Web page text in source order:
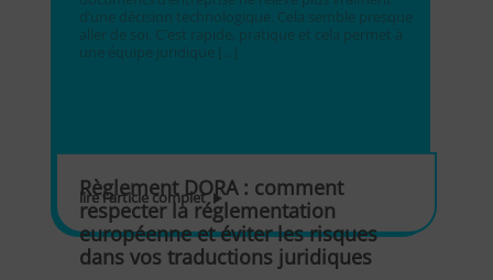
d’une décision technologique. Cela semble presque
aller de soi. C'est rapide, pratique et cela permet à
une équipe juridique […]
Règlement DORA : comment
respecter la réglementation
européenne et éviter les risques
dans vos traductions juridiques
lire l'article complet